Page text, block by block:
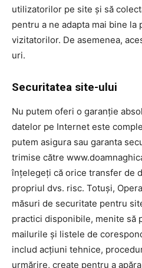
utilizatorilor pe site și să
pentru a ne adapta mai bine
vizitatorilor. De asemenea,
uri.
Securitatea site-ului
Nu putem oferi o garanție
datelor pe Internet este
putem asigura sau garanta
trimise către
înțelegeți că orice transfer de
propriul dvs. risc. Totuși,
măsuri de securitate pentru
practici disponibile, menite să
mailurile și listele de
includ acțiuni tehnice,
urmărire, create pentru a